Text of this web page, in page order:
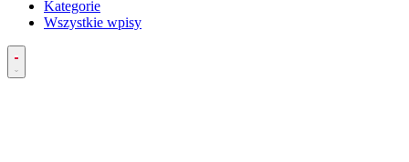
Kategorie
Wszystkie wpisy